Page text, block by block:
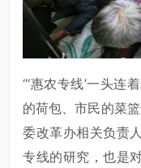
“‘惠农专线’一头连
的荷包、市民的菜
委改革办相关负责
专线的研究，也是